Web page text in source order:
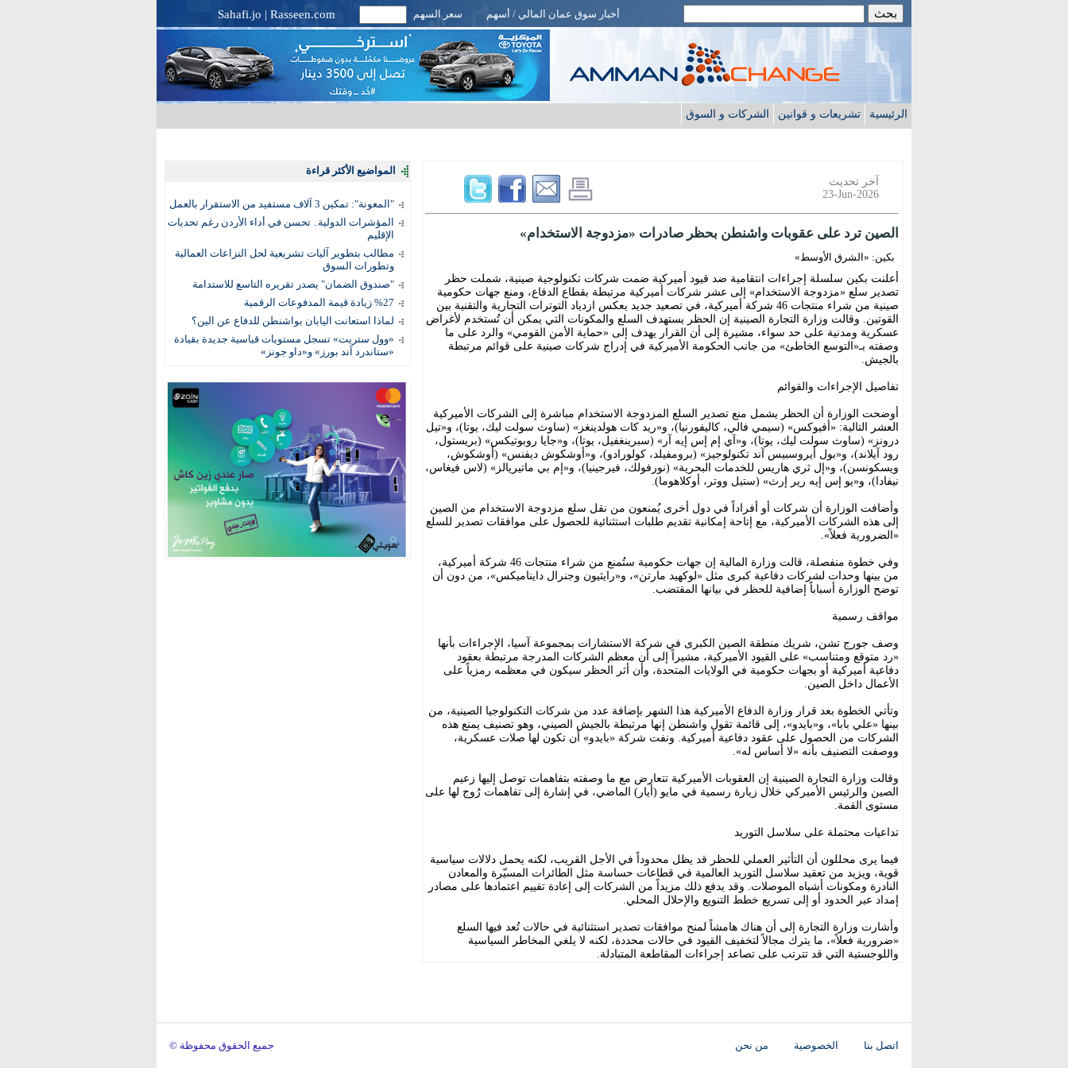
أخبار سوق عمان المالي / أسهم سعر السهم Sahafi.jo | Rasseen.com
الرئيسية تشريعات و قوانين الشركات و السوق
المواضيع الأكثر قراءة
"المعونة": تمكين 3 آلاف مستفيد من الاستقرار بالعمل
المؤشرات الدولية.. تحسن في أداء الأردن رغم تحديات
الإقليم
مطالب بتطوير آليات تشريعية لحل النزاعات العمالية
وتطورات السوق
"صندوق الضمان" يصدر تقريره التاسع للاستدامة
%27 زيادة قيمة المدفوعات الرقمية
لماذا استعانت اليابان بواشنطن للدفاع عن الين؟
«وول ستريت» تسجل مستويات قياسية جديدة بقيادة
«ستاندرد آند بورز» و«داو جونز»
آخر تحديث
23-Jun-2026
الصين ترد على عقوبات واشنطن بحظر صادرات «مزدوجة الاستخدام»
بكين: «الشرق الأوسط»
أعلنت بكين سلسلة إجراءات انتقامية ضد قيود أميركية ضمت شركات تكنولوجية صينية، شملت حظر
تصدير سلع «مزدوجة الاستخدام» إلى عشر شركات أميركية مرتبطة بقطاع الدفاع، ومنع جهات حكومية
صينية من شراء منتجات 46 شركة أميركية، في تصعيد جديد يعكس ازدياد التوترات التجارية والتقنية بين
القوتين. وقالت وزارة التجارة الصينية إن الحظر يستهدف السلع والمكونات التي يمكن أن تُستخدم لأغراض
عسكرية ومدنية على حد سواء، مشيرة إلى أن القرار يهدف إلى «حماية الأمن القومي» والرد على ما
وصفته بـ«التوسع الخاطئ» من جانب الحكومة الأميركية في إدراج شركات صينية على قوائم مرتبطة
بالجيش.
تفاصيل الإجراءات والقوائم
أوضحت الوزارة أن الحظر يشمل منع تصدير السلع المزدوجة الاستخدام مباشرة إلى الشركات الأميركية
العشر التالية: «أفيوكس» (سيمي فالي، كاليفورنيا)، و«ريد كات هولدينغز» (ساوث سولت ليك، يوتا)، و«تيل
درونز» (ساوث سولت ليك، يوتا)، و«آي إم إس إيه آر» (سبرينغفيل، يوتا)، و«جايا روبوتيكس» (بريستول،
رود آيلاند)، و«بول أيروسبيس آند تكنولوجيز» (برومفيلد، كولورادو)، و«أوشكوش ديفنس» (أوشكوش،
ويسكونسن)، و«إل ثري هاريس للخدمات البحرية» (نورفولك، فيرجينيا)، و«إم بي ماتيريالز» (لاس فيغاس،
نيفادا)، و«يو إس إيه رير إرث» (ستيل ووتر، أوكلاهوما).
وأضافت الوزارة أن شركات أو أفراداً في دول أخرى يُمنعون من نقل سلع مزدوجة الاستخدام من الصين
إلى هذه الشركات الأميركية، مع إتاحة إمكانية تقديم طلبات استثنائية للحصول على موافقات تصدير للسلع
«الضرورية فعلاً».
وفي خطوة منفصلة، قالت وزارة المالية إن جهات حكومية ستُمنع من شراء منتجات 46 شركة أميركية،
من بينها وحدات لشركات دفاعية كبرى مثل «لوكهيد مارتن»، و«رايثيون وجنرال دايناميكس»، من دون أن
توضح الوزارة أسباباً إضافية للحظر في بيانها المقتضب.
مواقف رسمية
وصف جورج تشن، شريك منطقة الصين الكبرى في شركة الاستشارات بمجموعة آسيا، الإجراءات بأنها
«رد متوقع ومتناسب» على القيود الأميركية، مشيراً إلى أن معظم الشركات المدرجة مرتبطة بعقود
دفاعية أميركية أو بجهات حكومية في الولايات المتحدة، وأن أثر الحظر سيكون في معظمه رمزياً على
الأعمال داخل الصين.
وتأتي الخطوة بعد قرار وزارة الدفاع الأميركية هذا الشهر بإضافة عدد من شركات التكنولوجيا الصينية، من
بينها «علي بابا»، و«بايدو»، إلى قائمة تقول واشنطن إنها مرتبطة بالجيش الصيني، وهو تصنيف يمنع هذه
الشركات من الحصول على عقود دفاعية أميركية. ونفت شركة «بايدو» أن تكون لها صلات عسكرية،
ووصفت التصنيف بأنه «لا أساس له».
وقالت وزارة التجارة الصينية إن العقوبات الأميركية تتعارض مع ما وصفته بتفاهمات توصل إليها زعيم
الصين والرئيس الأميركي خلال زيارة رسمية في مايو (أيار) الماضي، في إشارة إلى تفاهمات رُوج لها على
مستوى القمة.
تداعيات محتملة على سلاسل التوريد
فيما يرى محللون أن التأثير العملي للحظر قد يظل محدوداً في الأجل القريب، لكنه يحمل دلالات سياسية
قوية، ويزيد من تعقيد سلاسل التوريد العالمية في قطاعات حساسة مثل الطائرات المسيّرة والمعادن
النادرة ومكونات أشباه الموصلات. وقد يدفع ذلك مزيداً من الشركات إلى إعادة تقييم اعتمادها على مصادر
إمداد عبر الحدود أو إلى تسريع خطط التنويع والإحلال المحلي.
وأشارت وزارة التجارة إلى أن هناك هامشاً لمنح موافقات تصدير استثنائية في حالات تُعد فيها السلع
«ضرورية فعلاً»، ما يترك مجالاً لتخفيف القيود في حالات محددة، لكنه لا يلغي المخاطر السياسية
واللوجستية التي قد تترتب على تصاعد إجراءات المقاطعة المتبادلة.
اتصل بنا الخصوصية من نحن © جميع الحقوق محفوظة